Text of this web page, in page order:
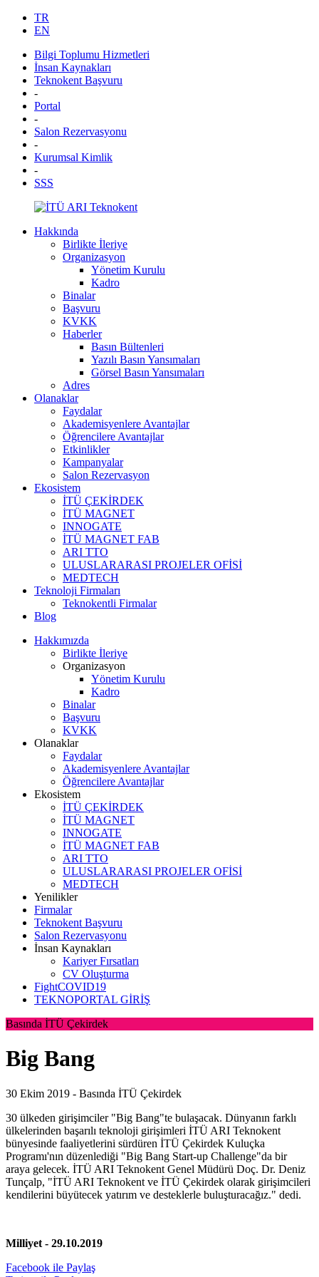
TR
EN
Bilgi Toplumu Hizmetleri
İnsan Kaynakları
Teknokent Başvuru
-
Portal
-
Salon Rezervasyonu
-
Kurumsal Kimlik
-
SSS
Hakkında
Birlikte İleriye
Organizasyon
Yönetim Kurulu
Kadro
Binalar
Başvuru
KVKK
Haberler
Basın Bültenleri
Yazılı Basın Yansımaları
Görsel Basın Yansımaları
Adres
Olanaklar
Faydalar
Akademisyenlere Avantajlar
Öğrencilere Avantajlar
Etkinlikler
Kampanyalar
Salon Rezervasyon
Ekosistem
İTÜ ÇEKİRDEK
İTÜ MAGNET
INNOGATE
İTÜ MAGNET FAB
ARI TTO
ULUSLARARASI PROJELER OFİSİ
MEDTECH
Teknoloji Firmaları
Teknokentli Firmalar
Blog
Hakkımızda
Birlikte İleriye
Organizasyon
Yönetim Kurulu
Kadro
Binalar
Başvuru
KVKK
Olanaklar
Faydalar
Akademisyenlere Avantajlar
Öğrencilere Avantajlar
Ekosistem
İTÜ ÇEKİRDEK
İTÜ MAGNET
INNOGATE
İTÜ MAGNET FAB
ARI TTO
ULUSLARARASI PROJELER OFİSİ
MEDTECH
Yenilikler
Firmalar
Teknokent Başvuru
Salon Rezervasyonu
İnsan Kaynakları
Kariyer Fırsatları
CV Oluşturma
FightCOVID19
TEKNOPORTAL GİRİŞ
Basında İTÜ Çekirdek
Big Bang
30 Ekim 2019 - Basında İTÜ Çekirdek
30 ülkeden girişimciler "Big Bang"te bulaşacak. Dünyanın farklı
ülkelerinden başarılı teknoloji girişimleri İTÜ ARI Teknokent
bünyesinde faaliyetlerini sürdüren İTÜ Çekirdek Kuluçka
Programı'nın düzenlediği "Big Bang Start-up Challenge"da bir
araya gelecek. İTÜ ARI Teknokent Genel Müdürü Doç. Dr. Deniz
Tunçalp, "İTÜ ARI Teknokent ve İTÜ Çekirdek olarak girişimcileri
kendilerini büyütecek yatırım ve desteklerle buluşturacağız." dedi.
Milliyet - 29.10.2019
Facebook ile Paylaş